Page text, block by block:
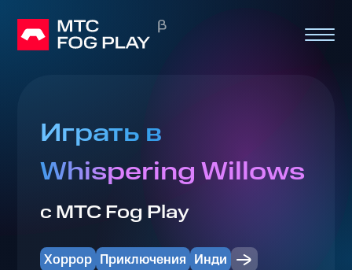
Играть в
Whispering Willows
с МТС Fog Play
Хоррор Приключения Инди